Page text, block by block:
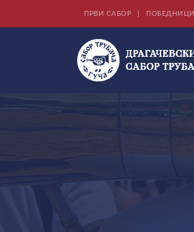
ПРВИ САБОР ПОБЕДНИЦИ